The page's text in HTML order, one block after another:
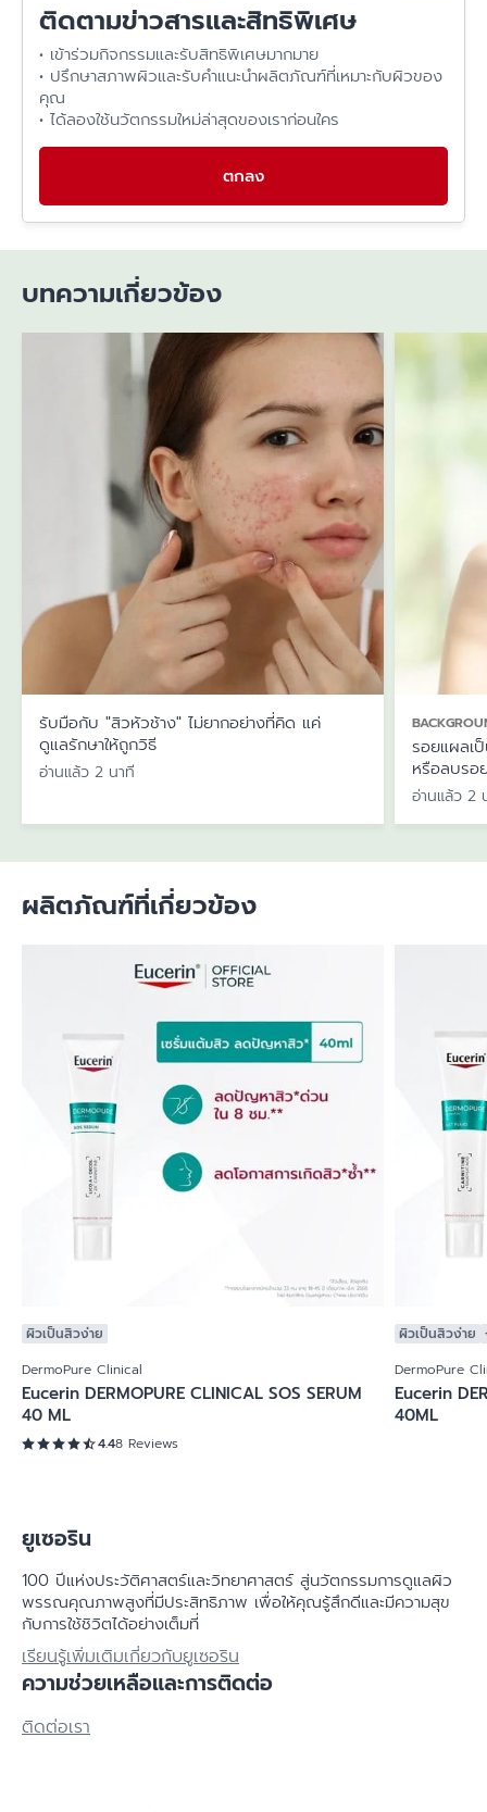
ติดตามข่าวสารและสิทธิพิเศษ
• เข้าร่วมกิจกรรมและรับสิทธิพิเศษมากมาย
• ปรึกษาสภาพผิวและรับคำแนะนำผลิตภัณฑ์ที่เหมาะกับผิวของ
คุณ
• ได้ลองใช้นวัตกรรมใหม่ล่าสุดของเราก่อนใคร
ตกลง
บทความเกี่ยวข้อง
รับมือกับ "สิวหัวช้าง" ไม่ยากอย่างที่คิด แค่
ดูแลรักษาให้ถูกวิธี
อ่านแล้ว 2 นาที
รอยแผลเ
หรือลบรอ
อ่านแล้ว 2
ผลิตภัณฑ์ที่เกี่ยวข้อง
ผิวเป็นสิวง่าย
DermoPure Clinical
Eucerin DERMOPURE CLINICAL SOS SERUM
40 ML
4.48 Reviews
ผิวเป็นสิวง่าย
DermoPure
Eucerin
40ML
ยูเซอริน
100 ปีแห่งประวัติศาสตร์​และวิทยาศาสตร์ สู่นวัตกรรมการดูแลผิว
พรรณคุณภาพสูงที่มีประสิทธิภาพ เพื่อให้คุณรู้สึกดีและมีความสุข
กับการใช้ชิวิตได้อย่างเต็มที่
เรียนรู้เพิ่มเติมเกี่ยวกับยูเซอริน
ความช่วยเหลือและการติดต่อ
ติดต่อเรา